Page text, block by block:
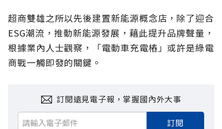
超商雙雄之所以先後建置新能源概念店，除了迎合
ESG潮流，推動新能源發展，藉此提升品牌聲量，
根據業內人士觀察，「電動車充電樁」或許是綠電
商戰一觸即發的關鍵。
訂閱遠見電子報，掌握國內外大事
訂閱